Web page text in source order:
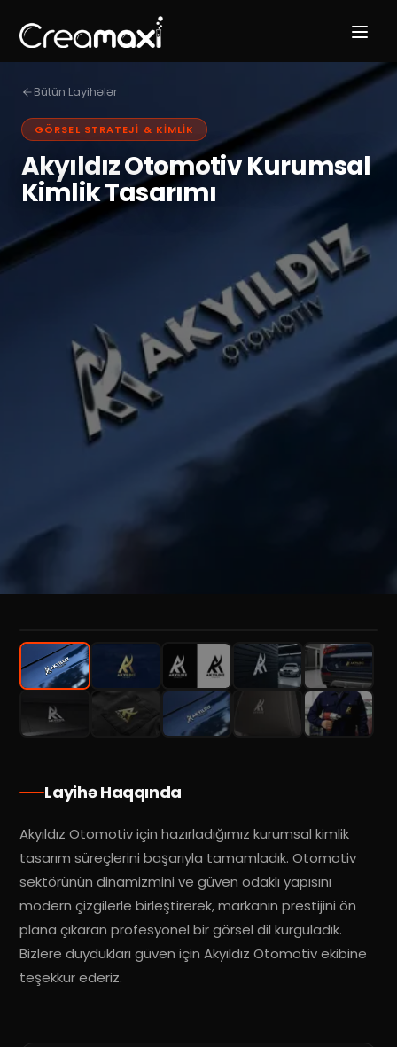
Bütün Layihələr
GÖRSEL STRATEJI & KIMLIK
Akyıldız Otomotiv Kurumsal
Kimlik Tasarımı
Layihə Haqqında
Akyıldız Otomotiv için hazırladığımız kurumsal kimlik
tasarım süreçlerini başarıyla tamamladık. Otomotiv
sektörünün dinamizmini ve güven odaklı yapısını
modern çizgilerle birleştirerek, markanın prestijini ön
plana çıkaran profesyonel bir görsel dil kurguladık.
Bizlere duydukları güven için Akyıldız Otomotiv ekibine
teşekkür ederiz.